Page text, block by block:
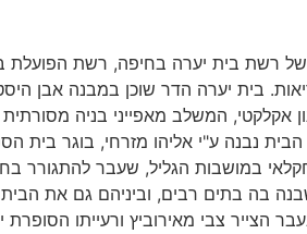
3 בתי האבות של רשת בית יערה בחיפה, רשת הפועלת
בית יערה הדר שוכן במבנה אבן
בשנת 1922 בסגנון אקלקטי, המשלב מאפייני בניה
הבית נבנה ע"י אליהו מזרחי, בוגר בית
במושבות הגליל, שעבר להתגורר
שבנה בה בתים רבים, וביניהם גם את
הצייר צבי מאירוביץ ורעייתו הסופרת